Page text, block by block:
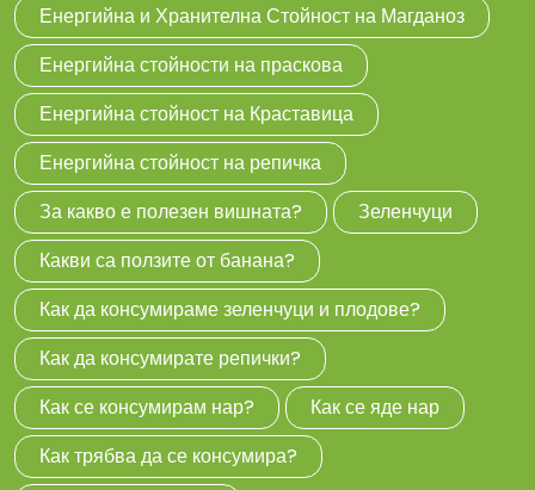
Енергийна и Хранителна Стойност на Магданоз
Енергийна стойности на праскова
Енергийна стойност на Краставица
Енергийна стойност на репичка
За какво е полезен вишната?
Зеленчуци
Какви са ползите от банана?
Как да консумираме зеленчуци и плодове?
Как да консумирате репички?
Как се консумирам нар?
Как се яде нар
Как трябва да се консумира?